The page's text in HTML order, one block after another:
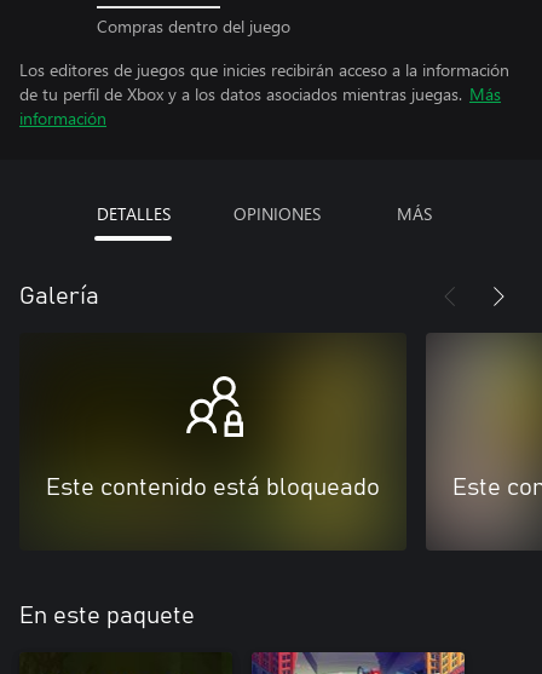
Compras dentro del juego
Los editores de juegos que inicies recibirán acceso a la información
de tu perfil de Xbox y a los datos asociados mientras juegas. Más
información
DETALLES OPINIONES MÁS
Galería
Este contenido está bloqueado Este
En este paquete